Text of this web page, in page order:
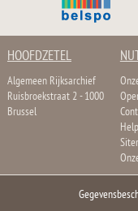
HOOFDZETEL
Algemeen Rijksarchief
Ruisbroekstraat 2 - 1000
Brussel
Help